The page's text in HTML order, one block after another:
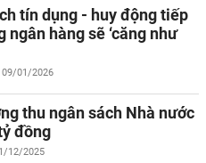
tín dụng - huy động tiếp
ngân hàng sẽ ‘căng như
09/01/2026
thu ngân sách Nhà nước
đồng
12/2025